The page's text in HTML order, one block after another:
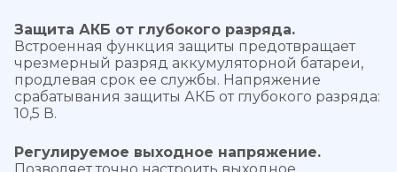
Защита АКБ от глубокого разряда.
Встроенная функция защиты предотвращает
чрезмерный разряд аккумуляторной батареи,
продлевая срок ее службы. Напряжение
срабатывания защиты АКБ от глубокого разряда:
10,5 В.
Регулируемое выходное напряжение.